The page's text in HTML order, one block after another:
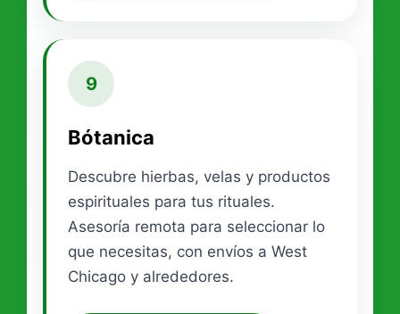
9
Bótanica
Descubre hierbas, velas y productos
espirituales para tus rituales.
Asesoría remota para seleccionar lo
que necesitas, con envíos a West
Chicago y alrededores.